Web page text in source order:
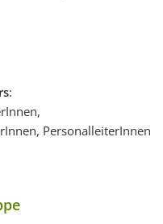
:
PersonalleiterInnen